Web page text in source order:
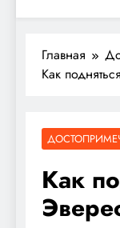
Главная
Как
Как